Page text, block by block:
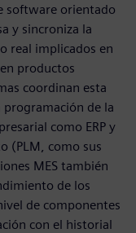
software orientado
y sincroniza la
real implicados en
productos
coordinan esta
programación de la
como ERP y
(PLM, como sus
MES también
de los
de componentes
con el historial